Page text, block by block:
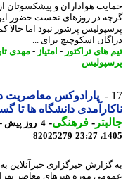
هواداران و پیشکسوتان از
در روزهای نخست حضور این
پرشور نبود اما حالا کم
اسکوچیچ برای ...
های تراکتور -امتیاز-مهدی تارتار-
پارادوکس معاصریت در
دانشگاه ها تا
-فرهنگی-
82025279
خبرگزاری خبرآنلاین به
موزه هنرهای معاصر تهران،